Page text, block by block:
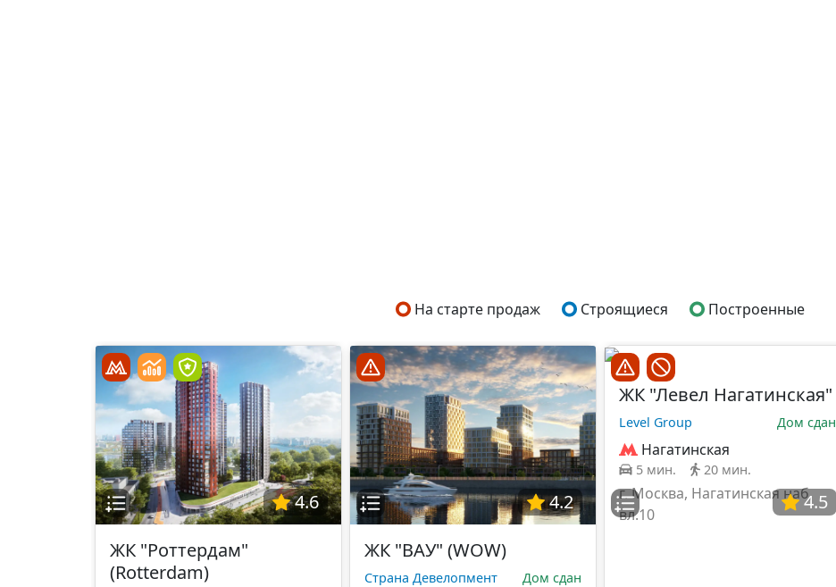
На старте продаж Строящиеся Построенные
4.6
ЖК "Роттердам"
(Rotterdam)
4.2
ЖК "ВАУ" (WOW)
Страна Девелопмент Дом сдан
4.5
ЖК "Левел Нагатинская"
Level Group Дом сдан
Нагатинская
5 мин. 20 мин.
г. Москва, Нагатинская наб,
вл.10